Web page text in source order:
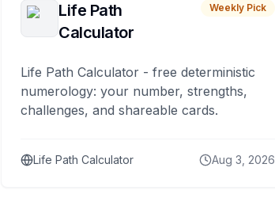
Life Path
Calculator
Weekly Pick
Life Path Calculator - free deterministic
numerology: your number, strengths,
challenges, and shareable cards.
Life Path Calculator Aug 3, 2026